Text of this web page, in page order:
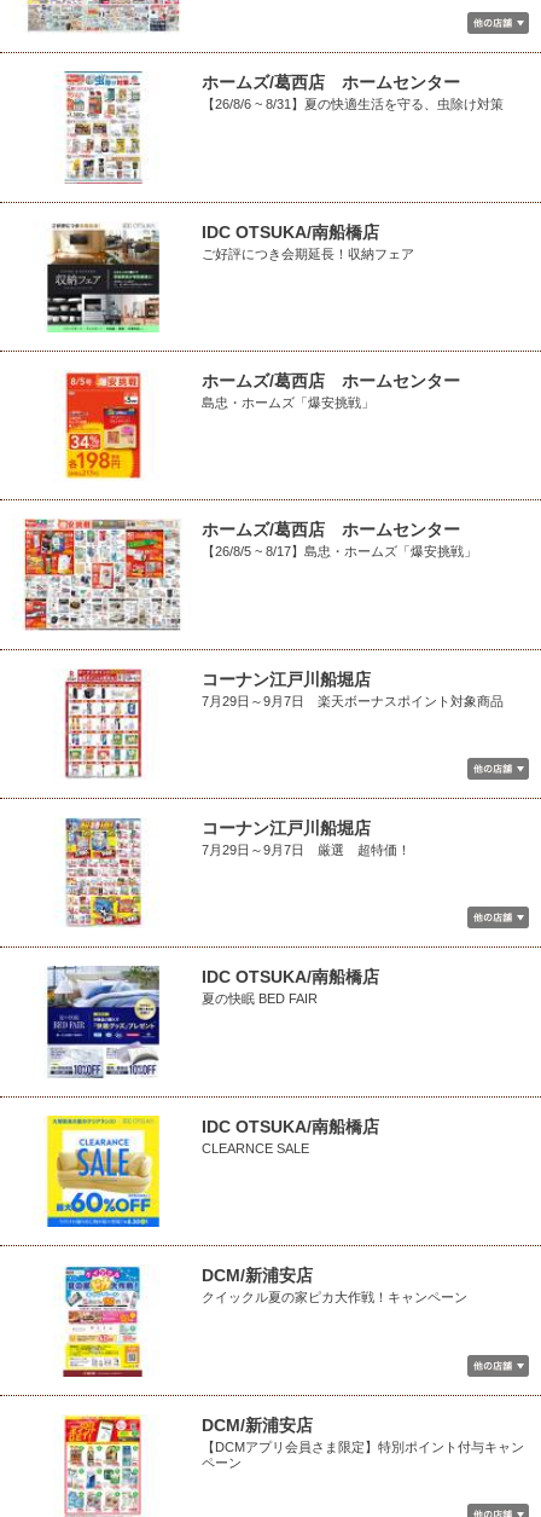
ホームズ/葛西店 ホームセンター
【26/8/6 ~ 8/31】夏の快適生活を守る、虫除け対策
IDC OTSUKA/南船橋店
ご好評につき会期延長！収納フェア
ホームズ/葛西店 ホームセンター
島忠・ホームズ「爆安挑戦」
ホームズ/葛西店 ホームセンター
【26/8/5 ~ 8/17】島忠・ホームズ「爆安挑戦」
コーナン江戸川船堀店
7月29日～9月7日 楽天ボーナスポイント対象商品
コーナン江戸川船堀店
7月29日～9月7日 厳選 超特価！
IDC OTSUKA/南船橋店
夏の快眠 BED FAIR
IDC OTSUKA/南船橋店
CLEARNCE SALE
DCM/新浦安店
クイックル夏の家ピカ大作戦！キャンペーン
DCM/新浦安店
【DCMアプリ会員さま限定】特別ポイント付与キャン
ペーン